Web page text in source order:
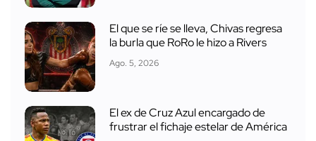
El que se ríe se lleva, Chivas regresa
la burla que RoRo le hizo a Rivers
Ago. 5, 2026
El ex de Cruz Azul encargado de
frustrar el fichaje estelar de América